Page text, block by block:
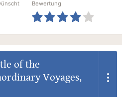
Bewertung
of the
Voyages,